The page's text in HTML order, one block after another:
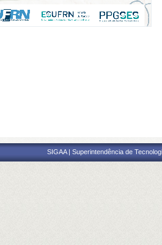
SIGAA | Superintendência de